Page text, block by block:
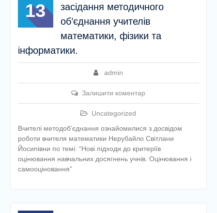
13
засідання методичного
об’єднання учителів
математики, фізики та
інформатики.
admin
Залишити коментар
Uncategorized
Вчителі методоб’єднання ознайомилися з досвідом
роботи вчителя математики Нерубайло Світлани
Йосипівни по темі: “Нові підходи до критеріїв
оцінювання навчальних досягнень учнів. Оцінювання і
самооціновання”